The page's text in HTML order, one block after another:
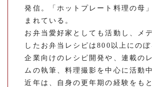
発信。「ホットプレート料理の母
まれている。
お弁当愛好家としても活動し、メ
したお弁当レシピは800以上にのぼ
企業向けのレシピ開発や、連載の
ムの執筆、料理撮影を中心に活動中
近年は、自身の更年期の経験をも